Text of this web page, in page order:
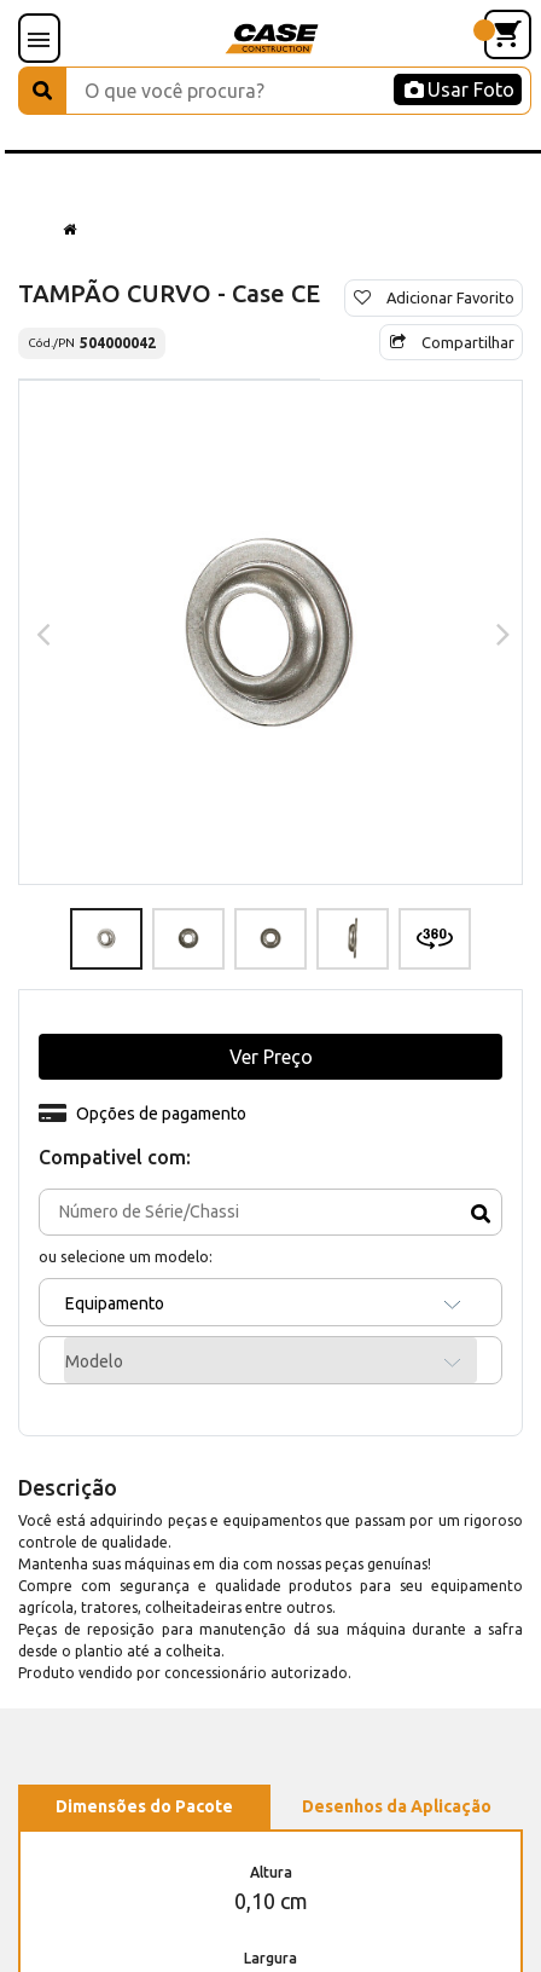
Usar Foto
TAMPÃO CURVO - Case CE
Cód./PN 504000042
Adicionar Favorito
Compartilhar
Compativel com:
ou selecione um modelo:
Equipamento
Modelo
Opções de pagamento
Ver Preço
Descrição
Você está adquirindo peças e equipamentos que passam por um rigoroso
controle de qualidade.
Mantenha suas máquinas em dia com nossas peças genuínas!
Compre com segurança e qualidade produtos para seu equipamento
agrícola, tratores, colheitadeiras entre outros.
Peças de reposição para manutenção dá sua máquina durante a safra
desde o plantio até a colheita.
Produto vendido por concessionário autorizado.
Dimensões do Pacote Desenhos da Aplicação
Altura
0,10 cm
Largura